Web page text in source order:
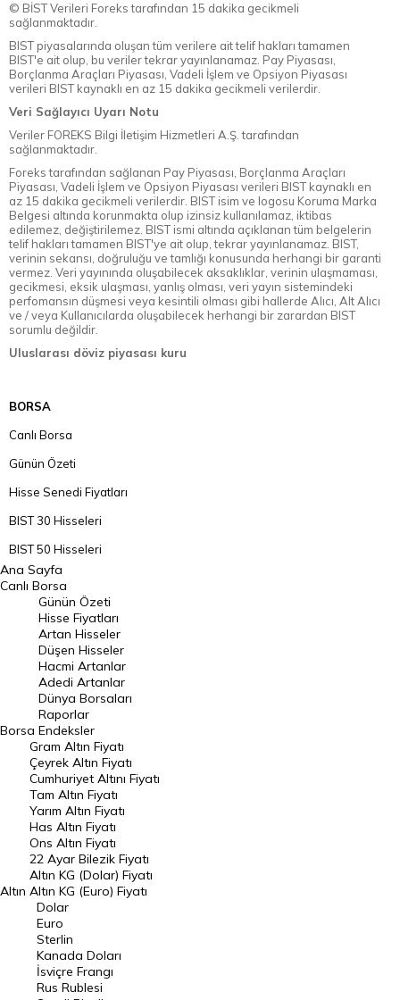
© BİST Verileri Foreks tarafından 15 dakika gecikmeli
sağlanmaktadır.
BIST piyasalarında oluşan tüm verilere ait telif hakları tamamen
BIST'e ait olup, bu veriler tekrar yayınlanamaz. Pay Piyasası,
Borçlanma Araçları Piyasası, Vadeli İşlem ve Opsiyon Piyasası
verileri BIST kaynaklı en az 15 dakika gecikmeli verilerdir.
Veri Sağlayıcı Uyarı Notu
Veriler FOREKS Bilgi İletişim Hizmetleri A.Ş. tarafından
sağlanmaktadır.
Foreks tarafından sağlanan Pay Piyasası, Borçlanma Araçları
Piyasası, Vadeli İşlem ve Opsiyon Piyasası verileri BIST kaynaklı en
az 15 dakika gecikmeli verilerdir. BIST isim ve logosu Koruma Marka
Belgesi altında korunmakta olup izinsiz kullanılamaz, iktibas
edilemez, değiştirilemez. BIST ismi altında açıklanan tüm belgelerin
telif hakları tamamen BIST'ye ait olup, tekrar yayınlanamaz. BIST,
verinin sekansı, doğruluğu ve tamlığı konusunda herhangi bir garanti
vermez. Veri yayınında oluşabilecek aksaklıklar, verinin ulaşmaması,
gecikmesi, eksik ulaşması, yanlış olması, veri yayın sistemindeki
perfomansın düşmesi veya kesintili olması gibi hallerde Alıcı, Alt Alıcı
ve / veya Kullanıcılarda oluşabilecek herhangi bir zarardan BIST
sorumlu değildir.
Uluslarası döviz piyasası kuru
BORSA
Canlı Borsa
Günün Özeti
Hisse Senedi Fiyatları
BIST 30 Hisseleri
BIST 50 Hisseleri
BIST 100 Hisseleri
En Çok Artan Hisseler
En Çok Düşen Hisseler
Hacmi Artanlar
Geçmiş Kapanışlar
Dünya Borsaları
Raporlar
Endeksler
DÖVİZ
Döviz Kuru
Dolar Kuru
Euro Kuru
Pound Kuru
Frank Kuru
Riyal Kuru
Ana Sayfa
Canlı Borsa
Borsa
Günün Özeti
Hisse Fiyatları
Artan Hisseler
Düşen Hisseler
Hacmi Artanlar
Adedi Artanlar
Dünya Borsaları
Raporlar
Endeksler
Altın
Gram Altın Fiyatı
Çeyrek Altın Fiyatı
Cumhuriyet Altını Fiyatı
Tam Altın Fiyatı
Yarım Altın Fiyatı
Has Altın Fiyatı
Ons Altın Fiyatı
22 Ayar Bilezik Fiyatı
Altın KG (Dolar) Fiyatı
Altın KG (Euro) Fiyatı
Dolar
Euro
Sterlin
Kanada Doları
İsviçre Frangı
Rus Rublesi